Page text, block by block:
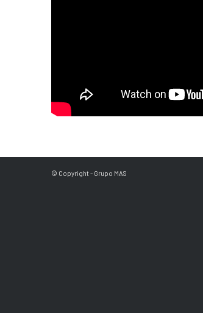
© Copyright - Grupo MAS